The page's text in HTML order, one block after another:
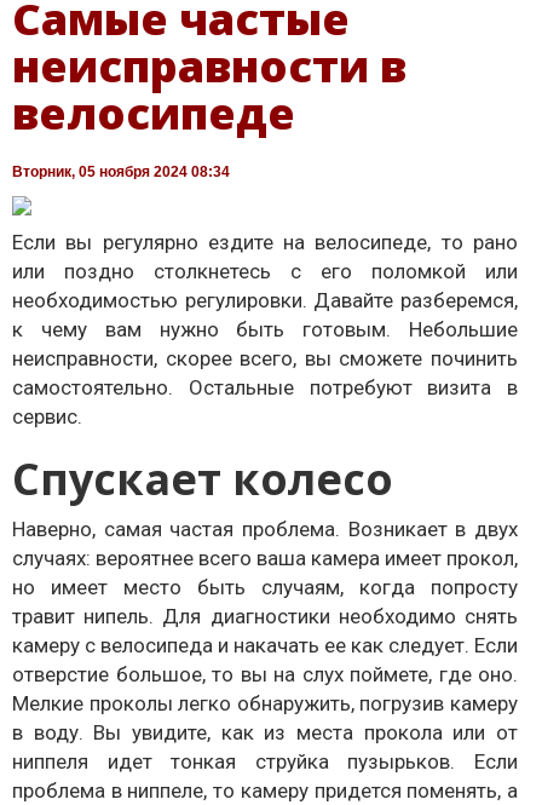
Самые частые
неисправности в
велосипеде
Вторник, 05 ноября 2024 08:34
Если вы регулярно ездите на велосипеде, то рано
или поздно столкнетесь с его поломкой или
необходимостью регулировки. Давайте разберемся,
к чему вам нужно быть готовым. Небольшие
неисправности, скорее всего, вы сможете починить
самостоятельно. Остальные потребуют визита в
сервис.
Спускает колесо
Наверно, самая частая проблема. Возникает в двух
случаях: вероятнее всего ваша камера имеет прокол,
но имеет место быть случаям, когда попросту
травит нипель. Для диагностики необходимо снять
камеру с велосипеда и накачать ее как следует. Если
отверстие большое, то вы на слух поймете, где оно.
Мелкие проколы легко обнаружить, погрузив камеру
в воду. Вы увидите, как из места прокола или от
ниппеля идет тонкая струйка пузырьков. Если
проблема в ниппеле, то камеру придется поменять, а